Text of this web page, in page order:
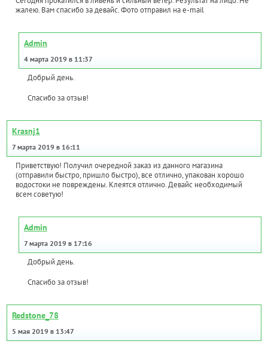
жалею. Вам спасибо за девайс. Фото отправил на e-mail
Admin
4 марта 2019 в 11:37
Добрый день.
Спасибо за отзыв!
Krasnj1
7 марта 2019 в 16:11
Приветствую! Получил очередной заказ из данного магазина
(отправили быстро, пришло быстро), все отлично, упакован хорошо
водостоки не повреждены. Клеятся отлично. Девайс необходимый
всем советую!
Admin
7 марта 2019 в 17:16
Добрый день.
Спасибо за отзыв!
Redstone_78
5 мая 2019 в 13:47